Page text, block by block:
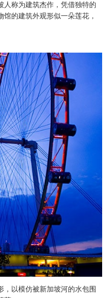
人称为建筑杰作，凭借独特的
的建筑外观形似一朵莲花，
，以模仿被新加坡河的水包围